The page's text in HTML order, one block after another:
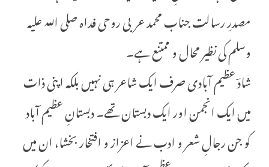
مصدرِ رسالت جناب محمد عربی روحی فداہ صلی اللہ علیہ
وسلم کی نظیر محال و ممتنع ہے۔
شادؔ عظیم آبادی صرف ایک شاعر ہی نہیں بلکہ اپنی ذات
میں ایک انجمن اور ایک دبستان تھے۔ دبستانِ عظیم آباد
کو جن رجالِ شعر و ادب نے اعزاز و افتخار بخشا، ان میں